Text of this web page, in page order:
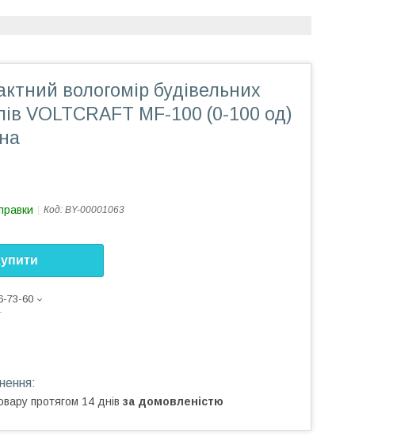
вологомір будівельних
VOLTCRAFT MF-100 (0-100 од)
Код: BY-00001063
73-60
протягом 14 днів за домовленістю